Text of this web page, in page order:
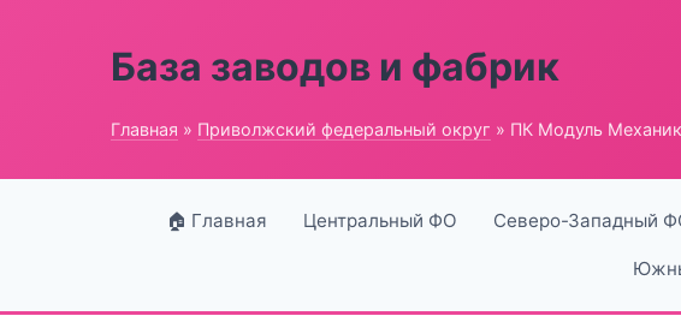
База заводов и фабрик
Главная » Приволжский федеральный округ » ПК Модуль
🏠 Главная Центральный ФО Северо-Западный